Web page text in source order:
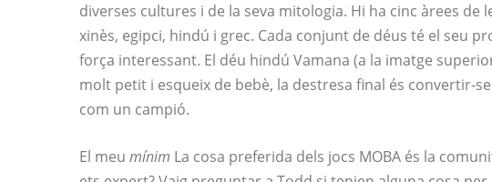
diverses cultures i de la seva mitologia. Hi ha cinc àrees de
xinès, egipci, hindú i grec. Cada conjunt de déus té el seu
força interessant. El déu hindú Vamana (a la imatge
molt petit i esqueix de bebè, la destresa final és convertir-
com un campió.
El meu mínim La cosa preferida dels jocs MOBA és la